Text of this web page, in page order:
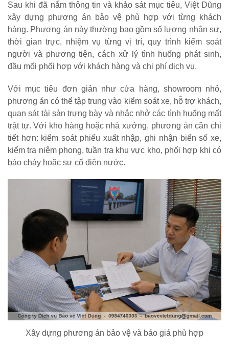
Sau khi đã nắm thông tin và khảo sát mục tiêu, Việt Dũng
xây dựng phương án bảo vệ phù hợp với từng khách
hàng. Phương án này thường bao gồm số lượng nhân sự,
thời gian trực, nhiệm vụ từng vị trí, quy trình kiểm soát
người và phương tiện, cách xử lý tình huống phát sinh,
đầu mối phối hợp với khách hàng và chi phí dịch vụ.
Với mục tiêu đơn giản như cửa hàng, showroom nhỏ,
phương án có thể tập trung vào kiểm soát xe, hỗ trợ khách,
quan sát tài sản trưng bày và nhắc nhở các tình huống mất
trật tự. Với kho hàng hoặc nhà xưởng, phương án cần chi
tiết hơn: kiểm soát phiếu xuất nhập, ghi nhận biển số xe,
kiểm tra niêm phong, tuần tra khu vực kho, phối hợp khi có
báo cháy hoặc sự cố điện nước.
Xây dựng phương án bảo vệ và báo giá phù hợp